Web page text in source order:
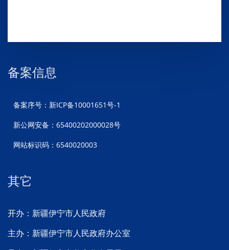
备案信息
备案序号：新ICP备10001651号-1
新公网安备：65400202000028号
网站标识码：6540020003
其它
开办：新疆伊宁市人民政府
主办：新疆伊宁市人民政府办公室